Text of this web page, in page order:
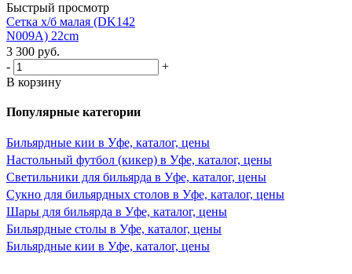
Быстрый просмотр
Сетка х/б малая (DK142
N009A) 22cm
3 300 руб.
-
+
В корзину
Популярные категории
Бильярдные кии в Уфе, каталог, цены
Настольный футбол (кикер) в Уфе, каталог, цены
Светильники для бильярда в Уфе, каталог, цены
Сукно для бильярдных столов в Уфе, каталог, цены
Шары для бильярда в Уфе, каталог, цены
Бильярдные столы в Уфе, каталог, цены
Бильярдные кии в Уфе, каталог, цены